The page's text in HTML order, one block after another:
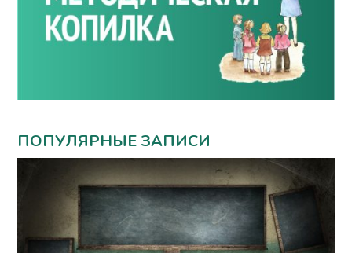
ПОПУЛЯРНЫЕ ЗАПИСИ